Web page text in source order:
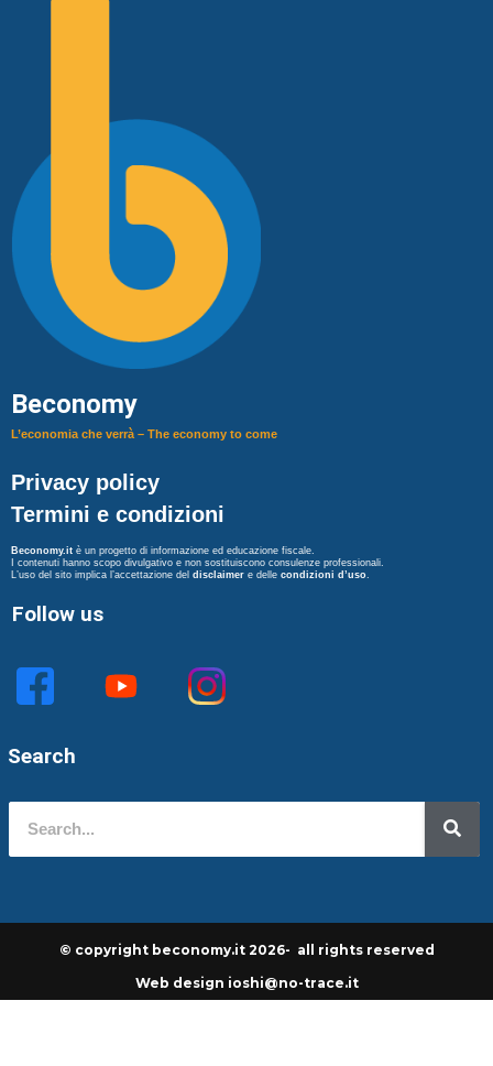
Beconomy
L’economia che verrà – The economy to come
Privacy policy
Termini e condizioni
Beconomy.it è un progetto di informazione ed educazione fiscale.
I contenuti hanno scopo divulgativo e non sostituiscono consulenze professionali.
L’uso del sito implica l’accettazione del disclaimer e delle condizioni d’uso
Follow us
Search
© copyright beconomy.it 2026- all rights reserved
Web design ioshi@no-trace.it